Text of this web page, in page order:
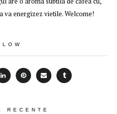
va energizez vietile. Welcome!
RECENTE